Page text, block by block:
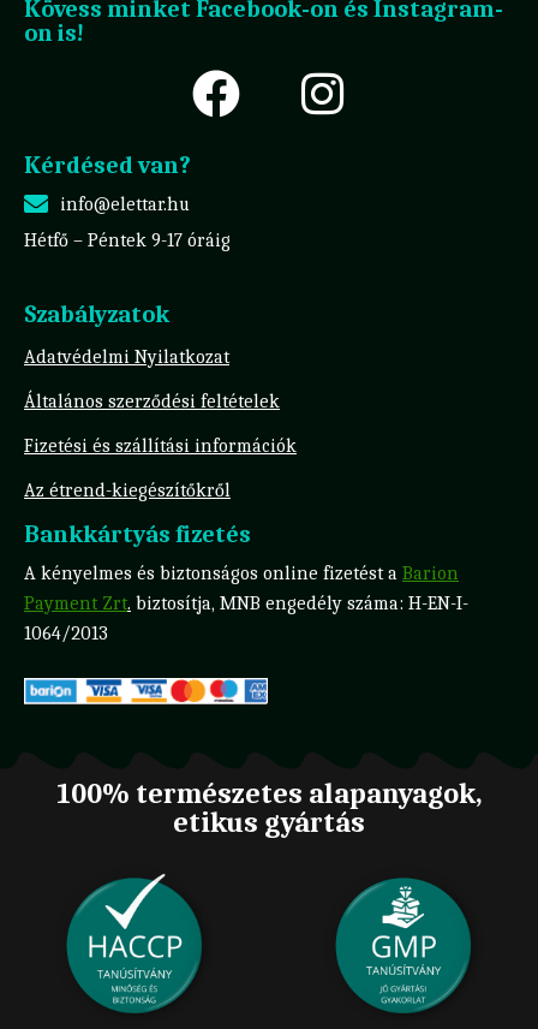
Kövess minket Facebook-on és Instagram-
on is!
Kérdésed van?
info@elettar.hu
Hétfő – Péntek 9-17 óráig
Szabályzatok
Adatvédelmi Nyilatkozat
Általános szerződési feltételek
Fizetési és szállítási információk
Az étrend-kiegészítőkről
Bankkártyás fizetés
A kényelmes és biztonságos online fizetést a Barion
Payment Zrt. biztosítja, MNB engedély száma: H-EN-I-
1064/2013
100% természetes alapanyagok,
etikus gyártás